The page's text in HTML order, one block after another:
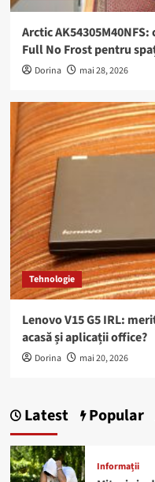
Arctic
Full No Frost pentru
Dorina mai 28, 2026
Tehnologie
Lenovo V15 G5 IRL:
acasă și aplicații office?
Dorina mai 20, 2026
Latest Popular
Informații